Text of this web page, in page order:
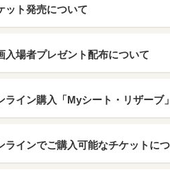
ット発売について
入場者プレゼント配布について
ライン購入「Myシート・リザーブ
ラインでご購入可能なチケットに